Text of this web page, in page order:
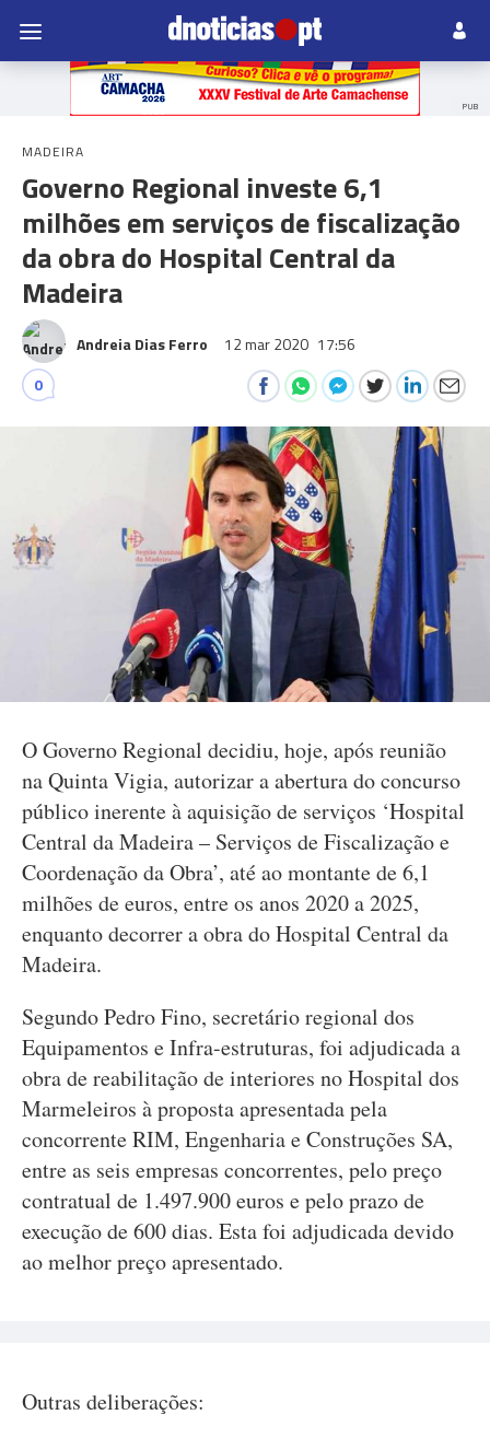
PUB
MADEIRA
Governo Regional investe 6,1
milhões em serviços de fiscalização
da obra do Hospital Central da
Madeira
Andreia Dias Ferro 12 mar 2020 17:56
0
O Governo Regional decidiu, hoje, após reunião
na Quinta Vigia, autorizar a abertura do concurso
público inerente à aquisição de serviços ‘Hospital
Central da Madeira – Serviços de Fiscalização e
Coordenação da Obra’, até ao montante de 6,1
milhões de euros, entre os anos 2020 a 2025,
enquanto decorrer a obra do Hospital Central da
Madeira.
Segundo Pedro Fino, secretário regional dos
Equipamentos e Infra-estruturas, foi adjudicada a
obra de reabilitação de interiores no Hospital dos
Marmeleiros à proposta apresentada pela
concorrente RIM, Engenharia e Construções SA,
entre as seis empresas concorrentes, pelo preço
contratual de 1.497.900 euros e pelo prazo de
execução de 600 dias. Esta foi adjudicada devido
ao melhor preço apresentado.
Outras deliberações: